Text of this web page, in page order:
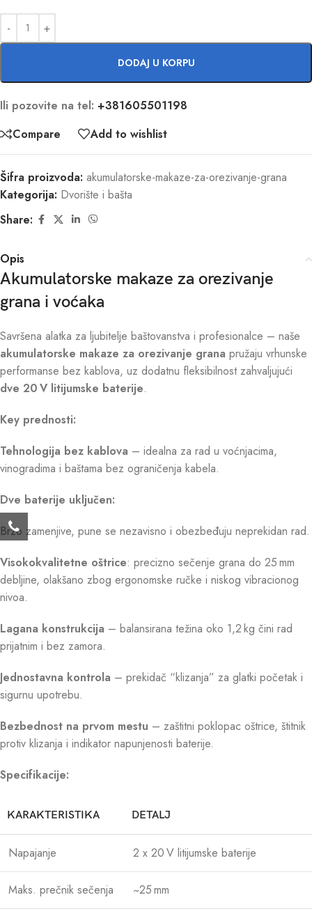
DODAJ U KORPU
Ili pozovite na tel: +381605501198
Compare
Add to wishlist
Šifra proizvoda: akumulatorske-makaze-za-orezivanje-grana
Kategorija: Dvorište i bašta
Share:
Opis
Akumulatorske makaze za orezivanje
grana i voćaka
Savršena alatka za ljubitelje baštovanstva i profesionalce – naše
akumulatorske makaze za orezivanje grana pružaju vrhunske
performanse bez kablova, uz dodatnu fleksibilnost zahvaljujući
dve 20 V litijumske baterije.
Key prednosti:
Tehnologija bez kablova – idealna za rad u voćnjacima,
vinogradima i baštama bez ograničenja kabela.
Dve baterije uključen:
Brzo zamenjive, pune se nezavisno i obezbeđuju neprekidan rad.
Visokokvalitetne oštrice: precizno sečenje grana do 25 mm
debljine, olakšano zbog ergonomske ručke i niskog vibracionog
nivoa.
Lagana konstrukcija – balansirana težina oko 1,2 kg čini rad
prijatnim i bez zamora.
Jednostavna kontrola – prekidač “klizanja” za glatki početak i
sigurnu upotrebu.
Bezbednost na prvom mestu – zaštitni poklopac oštrice, štitnik
protiv klizanja i indikator napunjenosti baterije.
Specifikacije:
KARAKTERISTIKA DETALJ
Napajanje 2 x 20 V litijumske baterije
Maks. prečnik sečenja ~25 mm